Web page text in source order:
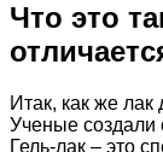
Что это
Итак, как же лак
Ученые создали
Гель-лак – это